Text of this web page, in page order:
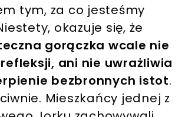
tym, za co jesteśmy
okazuje się, że
gorączka wcale nie
ani nie uwrażliwia
bezbronnych istot.
Mieszkańcy jednej z